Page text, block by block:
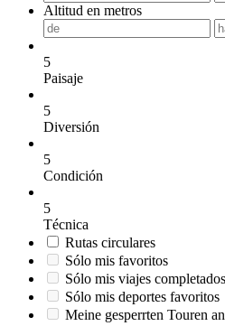
Altitud en metros
5
Paisaje
5
Diversión
5
Condición
5
Técnica
Rutas circulares
Sólo mis favoritos
Sólo mis viajes completados
Sólo mis deportes favoritos
Meine gesperrten Touren